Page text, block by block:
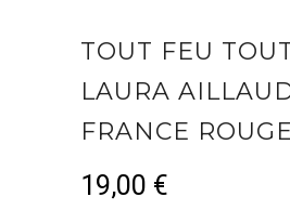
TOUT FEU
LAURA
FRANCE
19,00 €